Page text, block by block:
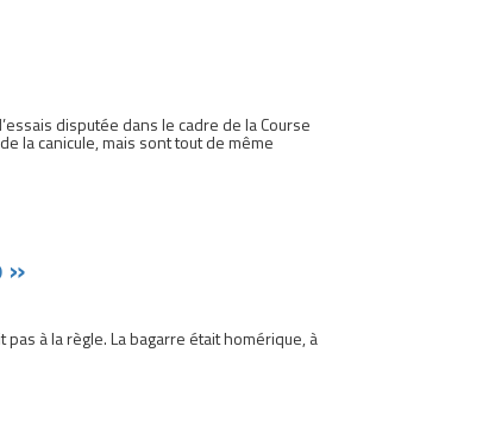
disputée dans le cadre de la Course
la canicule, mais sont tout de même
»
à la règle. La bagarre était homérique, à